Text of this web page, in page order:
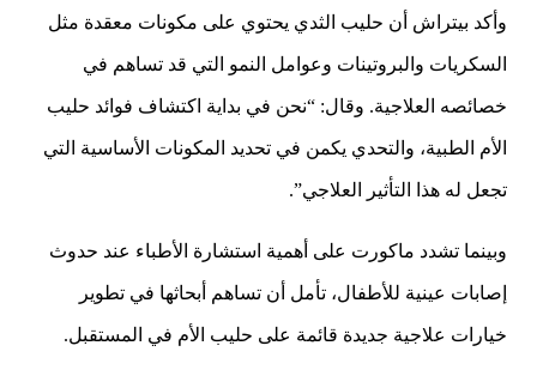
وأكد بيتراش أن حليب الثدي يحتوي على مكونات معقدة مثل
السكريات والبروتينات وعوامل النمو التي قد تساهم في
خصائصه العلاجية. وقال: “نحن في بداية اكتشاف فوائد حليب
الأم الطبية، والتحدي يكمن في تحديد المكونات الأساسية التي
تجعل له هذا التأثير العلاجي”.
وبينما تشدد ماكورت على أهمية استشارة الأطباء عند حدوث
إصابات عينية للأطفال، تأمل أن تساهم أبحاثها في تطوير
خيارات علاجية جديدة قائمة على حليب الأم في المستقبل.